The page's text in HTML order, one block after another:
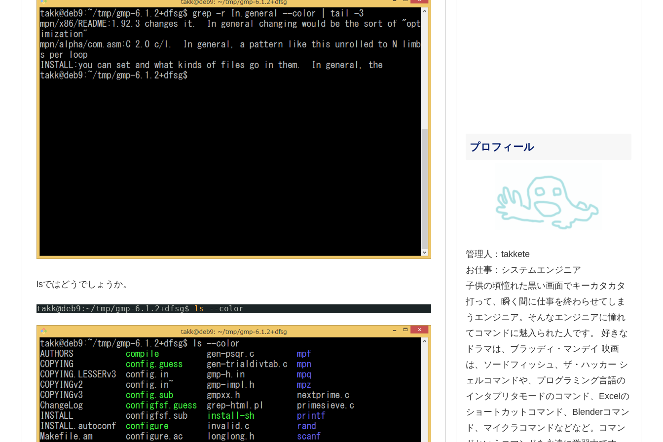
lsではどうでしょうか。
takk@deb9:~/tmp/gmp-6 .1.2+dfsg$ ls --color
プロフィール
管理人：takkete
お仕事：システムエンジニア
子供の頃憧れた黒い画面でキーカタカタ
打って、瞬く間に仕事を終わらせてしま
うエンジニア。そんなエンジニアに憧れ
てコマンドに魅入られた人です。 好きな
ドラマは、ブラッディ・マンデイ 映画
は、ソードフィッシュ、ザ・ハッカー シ
ェルコマンドや、プログラミング言語の
インタプリタモードのコマンド、Excelの
ショートカットコマンド、Blenderコマン
ド、マイクラコマンドなどなど。コマン